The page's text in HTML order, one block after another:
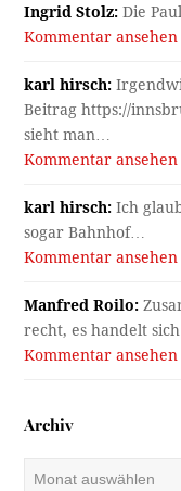
Ingrid Stolz: Die
Kommentar
karl hirsch:
Beitrag https://
sieht man…
Kommentar
karl hirsch: Ich
sogar Bahnhof…
Kommentar
Manfred Roilo:
recht, es handelt
Kommentar
Archiv
Archiv